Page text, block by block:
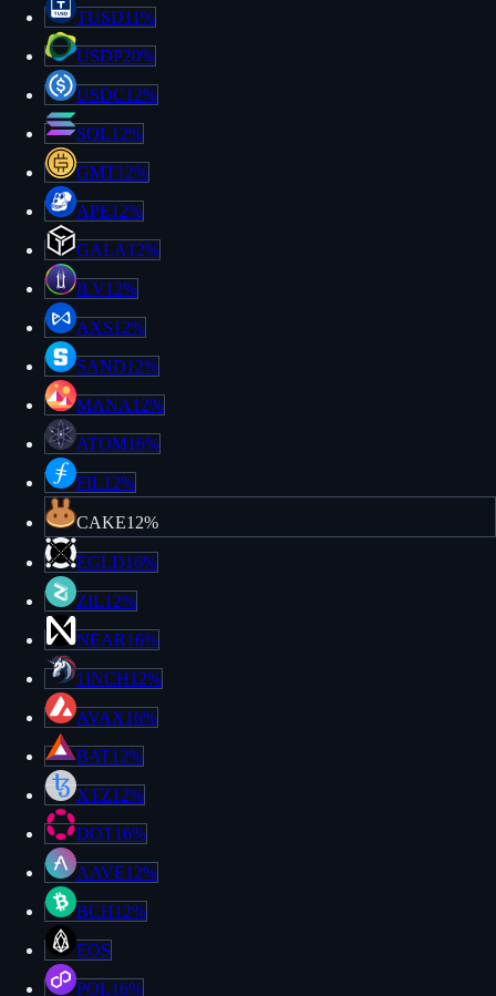
TUSD11%
USDP20%
USDC12%
SOL12%
GMT12%
APE12%
GALA12%
ILV12%
AXS12%
SAND12%
MANA12%
ATOM16%
FIL12%
CAKE12%
EGLD16%
ZIL12%
NEAR16%
1INCH12%
AVAX16%
BAT12%
XTZ12%
DOT16%
AAVE12%
BCH12%
EOS
POL16%